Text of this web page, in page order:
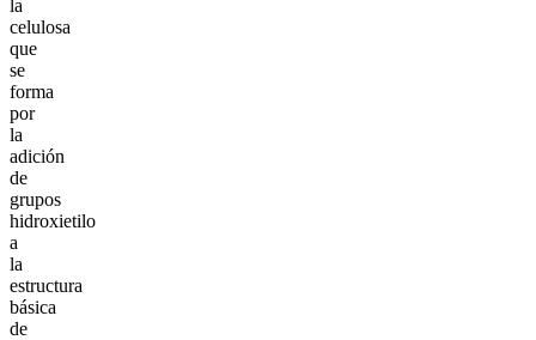
la
celulosa
que
se
forma
por
la
adición
de
grupos
hidroxietilo
a
la
estructura
básica
de